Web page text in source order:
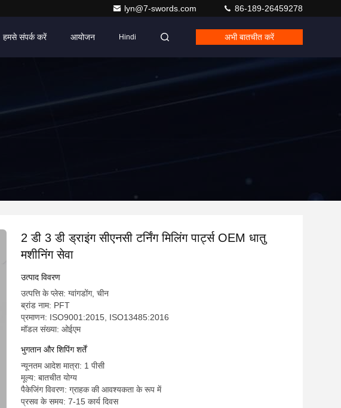
lyn@7-swords.com 86-189-26459278
हमसे संपर्क करें आयोजन Hindi अभी बातचीत करें
2 डी 3 डी ड्राइंग सीएनसी टर्निंग मिलिंग पार्ट्स OEM धातु
मशीनिंग सेवा
उत्पाद विवरण
उत्पत्ति के प्लेस: ग्वांगडोंग, चीन
ब्रांड नाम: PFT
प्रमाणन: ISO9001:2015, ISO13485:2016
मॉडल संख्या: ओईएम
भुगतान और शिपिंग शर्तें
न्यूनतम आदेश मात्रा: 1 पीसी
मूल्य: बातचीत योग्य
पैकेजिंग विवरण: ग्राहक की आवश्यकता के रूप में
प्रसव के समय: 7-15 कार्य दिवस